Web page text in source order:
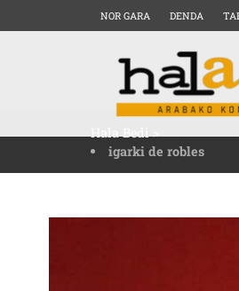
NOR GARA DENDA
Hala Bedi>
igarki de robles